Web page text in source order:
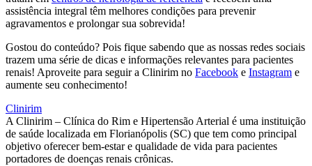
assistência integral têm melhores condições para prevenir
agravamentos e prolongar sua sobrevida!
Gostou do conteúdo? Pois fique sabendo que as nossas redes sociais
trazem uma série de dicas e informações relevantes para pacientes
renais! Aproveite para seguir a Clinirim no Facebook e Instagram e
aumente seu conhecimento!
Clinirim
A Clinirim – Clínica do Rim e Hipertensão Arterial é uma instituição
de saúde localizada em Florianópolis (SC) que tem como principal
objetivo oferecer bem-estar e qualidade de vida para pacientes
portadores de doenças renais crônicas.